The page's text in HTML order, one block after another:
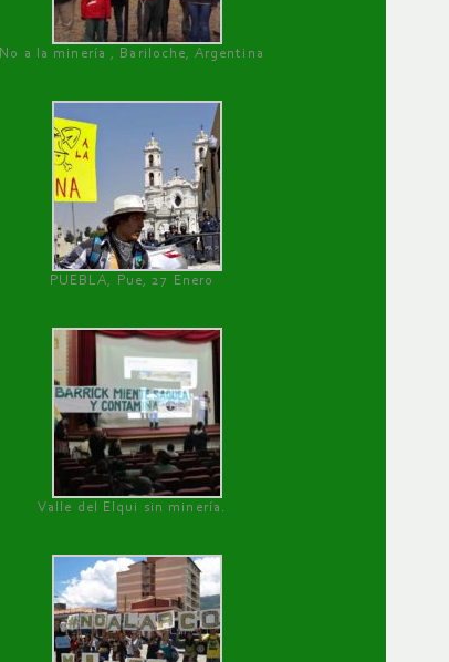
No a la minería , Bariloche, Argentina
PUEBLA, Pue, 27 Enero
Valle del Elqui sin minería.